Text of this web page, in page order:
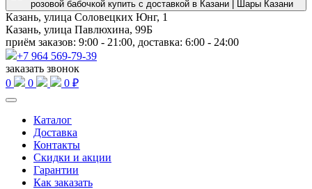
Казань, улица Соловецких Юнг, 1
Казань, улица Павлюхина, 99Б
приём заказов: 9:00 - 21:00, доставка: 6:00 - 24:00
+7 964 569-79-39
заказать звонок
0
0 0 ₽
Каталог
Доставка
Контакты
Скидки и акции
Гарантии
Как заказать